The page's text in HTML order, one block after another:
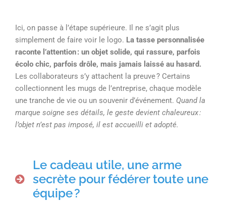
Ici, on passe à l’étape supérieure. Il ne s’agit plus
simplement de faire voir le logo. La tasse personnalisée
raconte l’attention : un objet solide, qui rassure, parfois
écolo chic, parfois drôle, mais jamais laissé au hasard.
Les collaborateurs s’y attachent la preuve ? Certains
collectionnent les mugs de l’entreprise, chaque modèle
une tranche de vie ou un souvenir d’événement. Quand la
marque soigne ses détails, le geste devient chaleureux :
l’objet n’est pas imposé, il est accueilli et adopté.
Le cadeau utile, une arme
secrète pour fédérer toute une
équipe ?